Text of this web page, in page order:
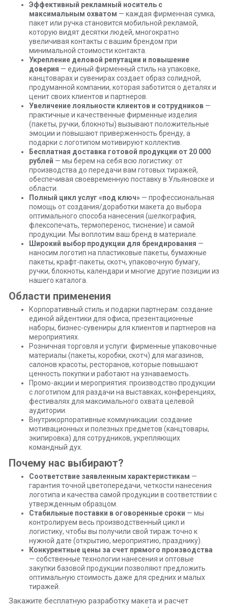
Эффективный рекламный носитель с
максимальным охватом — каждая фирменная сумка,
пакет или ручка становится мобильной рекламой,
которую видят десятки людей, многократно
увеличивая контакты с вашим брендом при
минимальной стоимости контакта.
Укрепление деловой репутации и повышение
доверия — единый фирменный стиль на упаковке,
канцтоварах и сувенирах создает образ солидной,
продуманной компании, которая заботится о деталях и
ценит своих клиентов и партнеров.
Увеличение лояльности клиентов и сотрудников —
практичные и качественные фирменные изделия
(пакеты, ручки, блокноты) вызывают положительные
эмоции и повышают приверженность бренду, а
подарки с логотипом мотивируют коллектив.
Бесплатная доставка готовой продукции от 20 000
рублей — мы берем на себя всю логистику: от
производства до передачи вам готовых тиражей,
обеспечивая своевременную поставку в Ульяновске и
области.
Полный цикл услуг «под ключ» — профессиональная
помощь от создания/доработки макета до выбора
оптимального способа нанесения (шелкография,
флексопечать, термоперенос, тиснение) и самой
продукции. Мы воплотим ваш бренд в материале.
Широкий выбор продукции для брендирования —
наносим логотип на пластиковые пакеты, бумажные
пакеты, крафт-пакеты, скотч, упаковочную бумагу,
ручки, блокноты, календари и многие другие позиции из
нашего каталога.
Области применения
Корпоративный стиль и подарки партнерам: создание
единой айдентики для офиса, презентационные
наборы, бизнес-сувениры для клиентов и партнеров на
мероприятиях.
Розничная торговля и услуги: фирменные упаковочные
материалы (пакеты, коробки, скотч) для магазинов,
салонов красоты, ресторанов, которые повышают
ценность покупки и работают на узнаваемость.
Промо-акции и мероприятия: производство продукции
с логотипом для раздачи на выставках, конференциях,
фестивалях для максимального охвата целевой
аудитории.
Внутрикорпоративные коммуникации: создание
мотивационных и полезных предметов (канцтовары,
экипировка) для сотрудников, укрепляющих
командный дух.
Почему нас выбирают?
Соответствие заявленным характеристикам —
гарантия точной цветопередачи, четкости нанесения
логотипа и качества самой продукции в соответствии с
утвержденным образцом.
Стабильные поставки в оговоренные сроки — мы
контролируем весь производственный цикл и
логистику, чтобы вы получили свой тираж точно к
нужной дате (открытию, мероприятию, празднику).
Конкурентные цены за счет прямого производства
— собственные технологии нанесения и оптовые
закупки базовой продукции позволяют предложить
оптимальную стоимость даже для средних и малых
тиражей.
Закажите бесплатную разработку макета и расчет